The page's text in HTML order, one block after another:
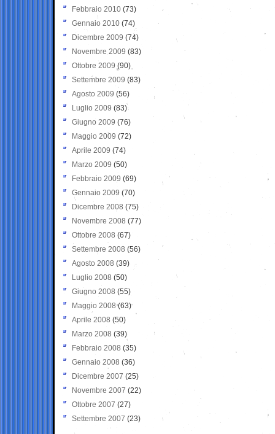
Febbraio 2010 (73)
Gennaio 2010 (74)
Dicembre 2009 (74)
Novembre 2009 (83)
Ottobre 2009 (90)
Settembre 2009 (83)
Agosto 2009 (56)
Luglio 2009 (83)
Giugno 2009 (76)
Maggio 2009 (72)
Aprile 2009 (74)
Marzo 2009 (50)
Febbraio 2009 (69)
Gennaio 2009 (70)
Dicembre 2008 (75)
Novembre 2008 (77)
Ottobre 2008 (67)
Settembre 2008 (56)
Agosto 2008 (39)
Luglio 2008 (50)
Giugno 2008 (55)
Maggio 2008(63)
Aprile 2008 (50)
Marzo 2008 (39)
Febbraio 2008 (35)
Gennaio 2008 (36)
Dicembre 2007 (25)
Novembre 2007 (22)
Ottobre 2007 (27)
Settembre 2007 (23)